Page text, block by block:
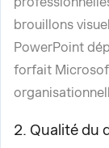
brouillons
PowerPoint
forfait
2. Qualité du